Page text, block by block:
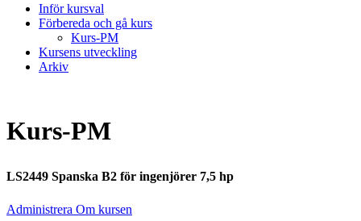
Inför kursval
Förbereda och gå kurs
Kurs-PM
Kursens utveckling
Arkiv
Kurs-PM
LS2449 Spanska B2 för ingenjörer 7,5 hp
Administrera Om kursen